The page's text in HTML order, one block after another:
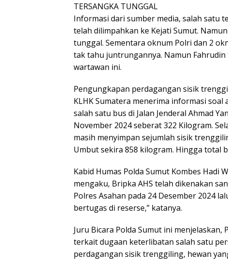
TERSANGKA TUNGGAL
Informasi dari sumber media, salah satu
telah dilimpahkan ke Kejati Sumut.
tunggal. Sementara oknum Polri dan 2
tak tahu juntrungannya. Namun
wartawan ini.
Pengungkapan perdagangan sisik
KLHK Sumatera menerima informasi
salah satu bus di Jalan Jenderal Ahmad
November 2024 seberat 322 Kilogram.
masih menyimpan sejumlah sisik
Umbut sekira 858 kilogram. Hingga total
Kabid Humas Polda Sumut Kombes Hadi
mengaku, Bripka AHS telah dikenakan
Polres Asahan pada 24 Desember 2024
bertugas di reserse,” katanya.
Juru Bicara Polda Sumut ini
terkait dugaan keterlibatan salah satu
perdagangan sisik trenggiling, hewan